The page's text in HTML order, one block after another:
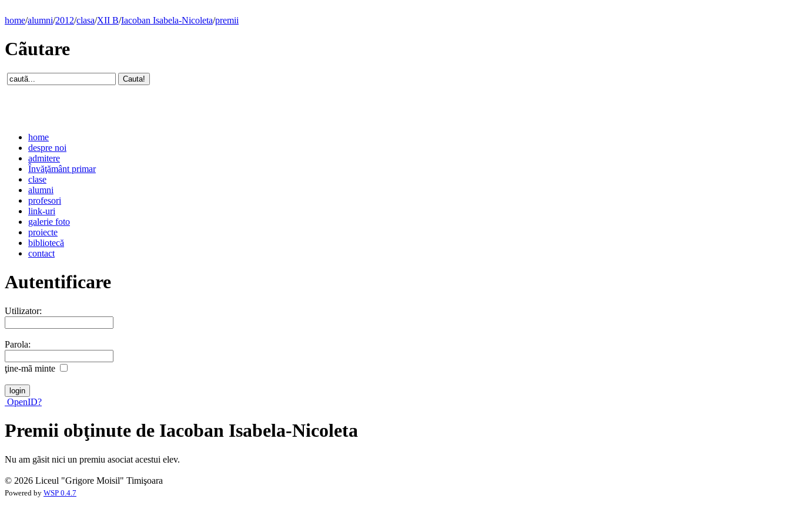
home/alumni/2012/clasa/XII B/Iacoban Isabela-Nicoleta/premii
Cãutare
home
despre noi
admitere
Învăţământ primar
clase
alumni
profesori
link-uri
galerie foto
proiecte
bibliotecă
contact
Autentificare
Utilizator:
Parola:
ţine-mã minte
OpenID?
Premii obţinute de Iacoban Isabela-Nicoleta
Nu am gãsit nici un premiu asociat acestui elev.
© 2026 Liceul "Grigore Moisil" Timişoara
Powered by WSP 0.4.7